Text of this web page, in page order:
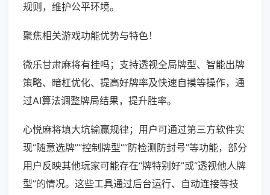
规则，维护公平环境。
聚焦相关游戏功能优势与特色！
微乐甘肃麻将有挂吗；支持透视全局牌型、智能出牌
策略、暗杠优化、提高好牌率及快速自摸等操作，通
过AI算法调整牌局结果，提升胜率。
心悦麻将填大坑输赢规律；用户可通过第三方软件实
现“随意选牌”“控制牌型”“防检测防封号”等功能，部分
用户反映其他玩家可能存在“牌特别好”或“透视他人牌
型”的情况。这些工具通过后台运行、自动连接等技